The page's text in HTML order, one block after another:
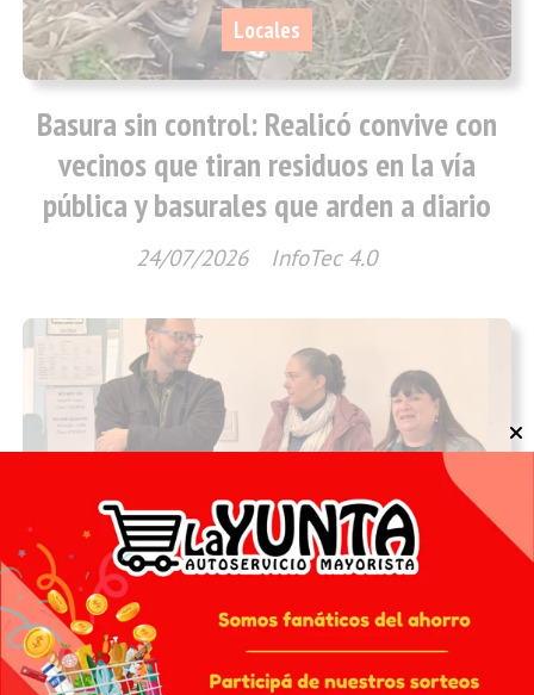
Basura sin control: Realicó convive con
vecinos que tiran residuos en la vía
pública y basurales que arden a diario
InfoTec 4.0
Locales
24/07/2026
Finalizó en Realicó el relevamiento del
Índice de Vulnerabilidad Social
Locales